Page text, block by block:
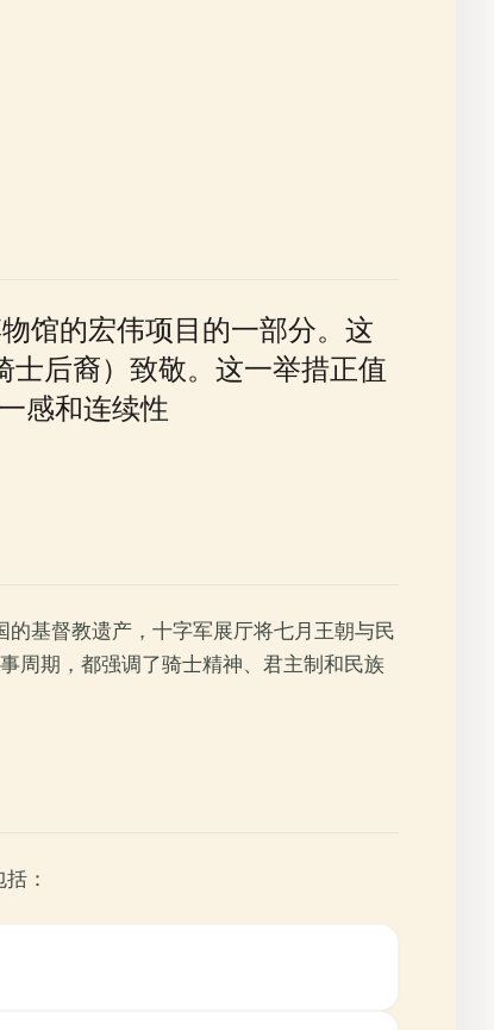
馆的宏伟项目的一部分。这
士后裔）致敬。这一举措正值
感和连续性
基督教遗产，十字军展厅将七月王朝与民
周期，都强调了骑士精神、君主制和民族
：